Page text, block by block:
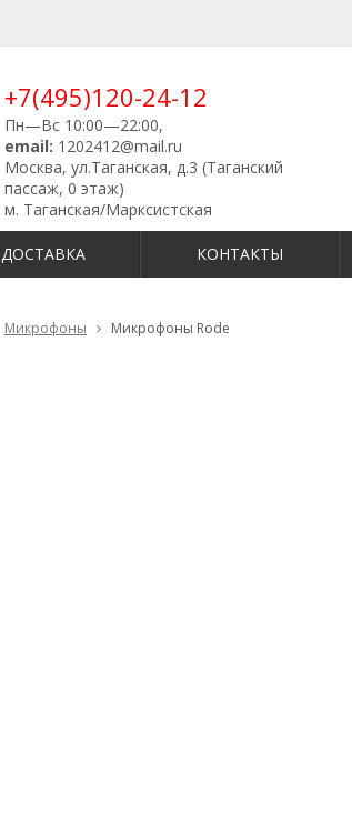
+7(495)120-24-12
Пн—Вс 10:00—22:00,
email: 1202412@mail.ru
Москва, ул.Таганская, д.3 (Таганский
пассаж, 0 этаж)
м. Таганская/Марксистская
ДОСТАВКА КОНТАКТЫ
Микрофоны Микрофоны Rode